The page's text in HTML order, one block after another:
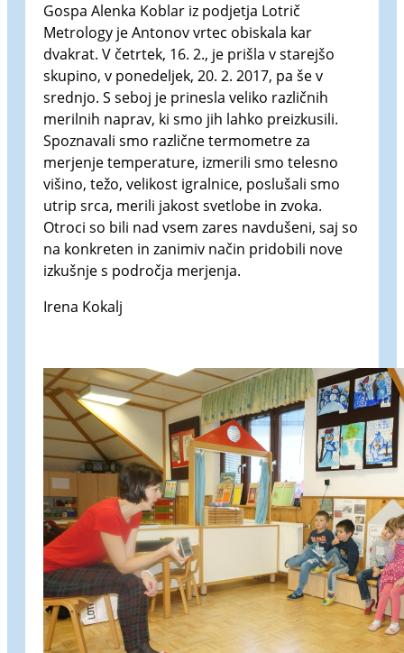
Gospa Alenka Koblar iz podjetja Lotrič
Metrology je Antonov vrtec obiskala kar
dvakrat. V četrtek, 16. 2., je prišla v starejšo
skupino, v ponedeljek, 20. 2. 2017, pa še v
srednjo. S seboj je prinesla veliko različnih
merilnih naprav, ki smo jih lahko preizkusili.
Spoznavali smo različne termometre za
merjenje temperature, izmerili smo telesno
višino, težo, velikost igralnice, poslušali smo
utrip srca, merili jakost svetlobe in zvoka.
Otroci so bili nad vsem zares navdušeni, saj so
na konkreten in zanimiv način pridobili nove
izkušnje s področja merjenja.
Irena Kokalj